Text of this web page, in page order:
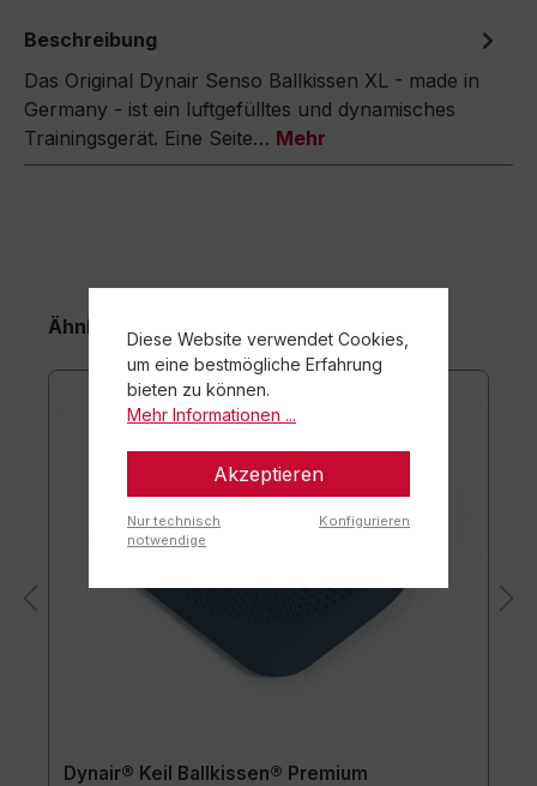
Beschreibung
Das Original Dynair Senso Ballkissen XL - made in
Germany - ist ein luftgefülltes und dynamisches
Trainingsgerät. Eine Seite… Mehr
Ähnliche Artikel
Dynair® Keil Ballkissen® Premium
Diese Website verwendet Cookies,
um eine bestmögliche Erfahrung
bieten zu können.
Mehr Informationen ...
Akzeptieren
Nur technisch
notwendige
Konfigurieren